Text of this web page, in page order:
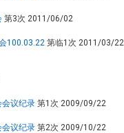
第3次 2011/06/02
100.03.22 第临1次 2011/03/22
会议纪录 第1次 2009/09/22
会议纪录 第2次 2009/10/22